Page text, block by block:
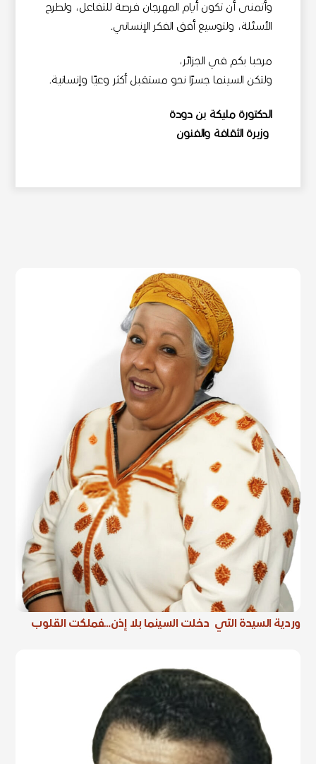
وأتمنى أن تكون أيام المهرجان فرصة للتفاعل، ولطرح
الأسئلة، ولتوسيع أفق الفكر الإنساني.
مرحبا بكم في الجزائر،
ولتكن السينما جسرًا نحو مستقبل أكثر وعيًا وإنسانية.
الدكتورة مليكة بن دودة
وزيرة الثقافة والفنون
وردية السيدة التي دخلت السينما بلا إذن…فملكت القلوب